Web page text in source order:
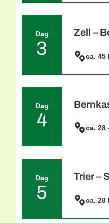
van
om de
Dag
3
Zell –
dateren
na een
ca. 45
Dag
4
Vanuit
vaart u
besluiten
van
keizertijd
ca. 28
Dag
5
Trier –
’s
ca. 28